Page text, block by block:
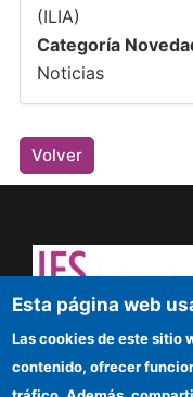
(ILIA)
Categoría
Noticias
Volver
¡Atrévete a pensar!
IFS
Esta página web
Las cookies de este sitio
contenido, ofrecer